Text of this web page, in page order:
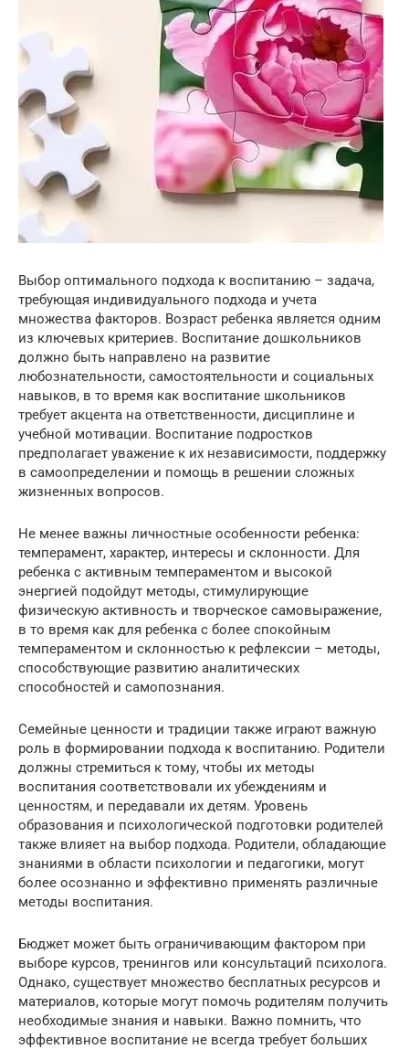
Выбор оптимального подхода к воспитанию – задача,
требующая индивидуального подхода и учета
множества факторов. Возраст ребенка является одним
из ключевых критериев. Воспитание дошкольников
должно быть направлено на развитие
любознательности, самостоятельности и социальных
навыков, в то время как воспитание школьников
требует акцента на ответственности, дисциплине и
учебной мотивации. Воспитание подростков
предполагает уважение к их независимости, поддержку
в самоопределении и помощь в решении сложных
жизненных вопросов.
Не менее важны личностные особенности ребенка:
темперамент, характер, интересы и склонности. Для
ребенка с активным темпераментом и высокой
энергией подойдут методы, стимулирующие
физическую активность и творческое самовыражение,
в то время как для ребенка с более спокойным
темпераментом и склонностью к рефлексии – методы,
способствующие развитию аналитических
способностей и самопознания.
Семейные ценности и традиции также играют важную
роль в формировании подхода к воспитанию. Родители
должны стремиться к тому, чтобы их методы
воспитания соответствовали их убеждениям и
ценностям, и передавали их детям. Уровень
образования и психологической подготовки родителей
также влияет на выбор подхода. Родители, обладающие
знаниями в области психологии и педагогики, могут
более осознанно и эффективно применять различные
методы воспитания.
Бюджет может быть ограничивающим фактором при
выборе курсов, тренингов или консультаций психолога.
Однако, существует множество бесплатных ресурсов и
материалов, которые могут помочь родителям получить
необходимые знания и навыки. Важно помнить, что
эффективное воспитание не всегда требует больших